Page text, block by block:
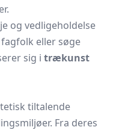
og vedligeholdelse
eller søge
sig i trækunst
tiltalende
Fra deres